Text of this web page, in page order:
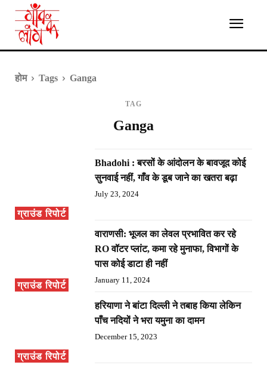
होम Tags Ganga
TAG
Ganga
ग्राउंड रिपोर्ट
Bhadohi : बरसों के आंदोलन के बावजूद कोई
सुनवाई नहीं, गाँव के डूब जाने का खतरा बढ़ा
July 23, 2024
ग्राउंड रिपोर्ट
वाराणसी: भूजल का लेवल प्रभावित कर रहे
RO वॉटर प्लांट, कमा रहे मुनाफा, विभागों के
पास कोई डाटा ही नहीं
January 11, 2024
ग्राउंड रिपोर्ट
हरियाणा ने बांटा दिल्ली ने तबाह किया लेकिन
पाँच नदियों ने भरा यमुना का दामन
December 15, 2023